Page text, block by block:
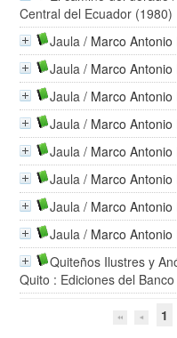
Central del Ecuador (1980)
Jaula / Marco
Jaula / Marco
Jaula / Marco
Jaula / Marco
Jaula / Marco
Jaula / Marco
Jaula / Marco
Jaula / Marco
Quiteños Ilustres y
Quito : Ediciones del
1